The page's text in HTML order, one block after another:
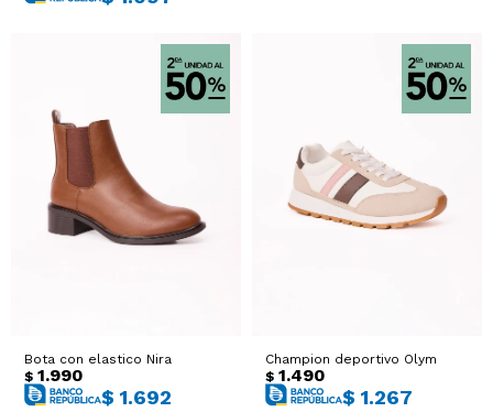
Bota con elastico Nira
$ 1.990
$ 1.692
Champion deportivo Olym
$ 1.490
$ 1.267